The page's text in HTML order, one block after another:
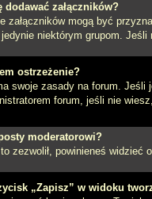
załączników?
załączników mogą być
niektórym grupom.
ostrzeżenie?
swoje zasady na forum. Jeśli
forum, jeśli nie
moderatorowi?
zezwolił, powinieneś widzieć
„Zapisz” w widoku